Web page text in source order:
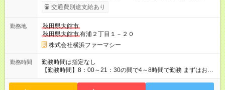
ラス100円 ★登録販売者資格をお持ちの場合は、基本時給に資格
手当がつきます。 登録販売者資格を取得したので経験を積みた
者要件がある場合：＋90円 【試用期間】試用期間あり 試用期間
の長さ：3ヶ月 雇用形態、給与は本採用時と同じです。
交通費別途支給あり
勤務地
秋田県大館市
秋田県大館市有浦２丁目１－２０
株式会社横浜ファーマシー
勤務時間
勤務時間は指定なし
【勤務時間】8：00～21：30の間で4～8時間で勤務 まずはお気
軽にご相談ください。 【シフト例】 8：00～12：00（実働4時